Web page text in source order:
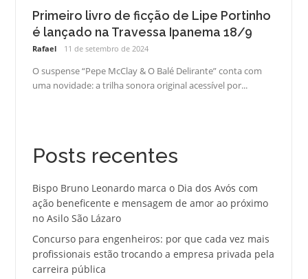
Primeiro livro de ficção de Lipe Portinho
é lançado na Travessa Ipanema 18/9
Rafael 11 de setembro de 2024
O suspense “Pepe McClay & O Balé Delirante” conta com
uma novidade: a trilha sonora original acessível por...
Posts recentes
Bispo Bruno Leonardo marca o Dia dos Avós com
ação beneficente e mensagem de amor ao próximo
no Asilo São Lázaro
Concurso para engenheiros: por que cada vez mais
profissionais estão trocando a empresa privada pela
carreira pública